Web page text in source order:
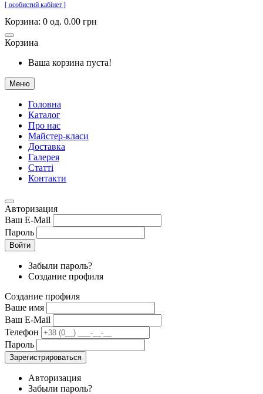
[ особистий кабінет ]
Корзина: 0 од. 0.00 грн
Корзина
Ваша корзина пуста!
Меню
Головна
Каталог
Про нас
Майстер-класи
Доставка
Галерея
Статтi
Контакти
Авторизация
Ваш E-Mail
Пароль
Войти
Забыли пароль?
Создание профиля
Создание профиля
Ваше имя
Ваш E-Mail
Телефон
Пароль
Зарегистрироваться
Авторизация
Забыли пароль?